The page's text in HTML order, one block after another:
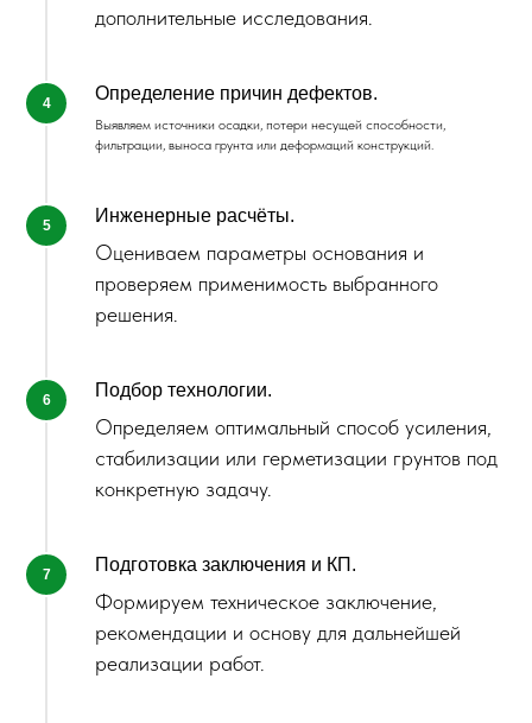
дополнительные исследования.
Определение причин дефектов.
Выявляем источники осадки, потери несущей способности,
фильтрации, выноса грунта или деформаций конструкций.
Инженерные расчёты.
Оцениваем параметры основания и
проверяем применимость выбранного
решения.
Подбор технологии.
Определяем оптимальный способ усиления,
стабилизации или герметизации грунтов под
конкретную задачу.
Подготовка заключения и КП.
Формируем техническое заключение,
рекомендации и основу для дальнейшей
реализации работ.
Для каких объектов
подходит